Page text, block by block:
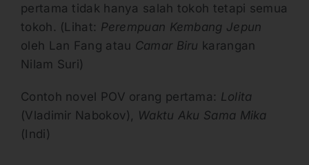
pertama tidak hanya salah tokoh tetapi semua
tokoh. (Lihat: Perempuan Kembang Jepun
oleh Lan Fang atau Camar Biru karangan
Nilam Suri)
Contoh novel POV orang pertama: Lolita
(Vladimir Nabokov), Waktu Aku Sama Mika
(Indi)